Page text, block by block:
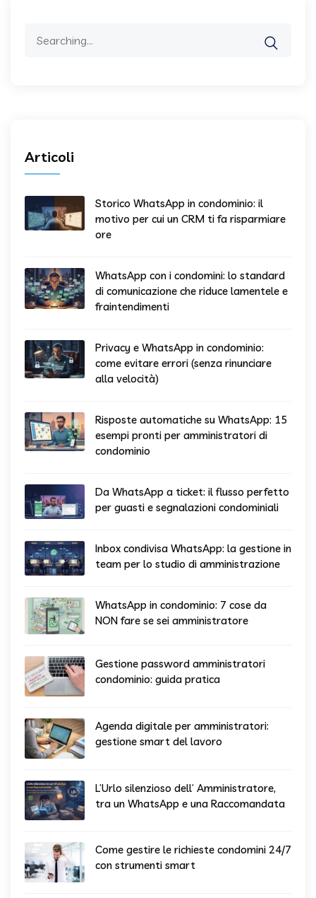
Articoli
Storico WhatsApp in condominio: il
motivo per cui un CRM ti fa risparmiare
ore
WhatsApp con i condomini: lo standard
di comunicazione che riduce lamentele e
fraintendimenti
Privacy e WhatsApp in condominio:
come evitare errori (senza rinunciare
alla velocità)
Risposte automatiche su WhatsApp: 15
esempi pronti per amministratori di
condominio
Da WhatsApp a ticket: il flusso perfetto
per guasti e segnalazioni condominiali
Inbox condivisa WhatsApp: la gestione in
team per lo studio di amministrazione
WhatsApp in condominio: 7 cose da
NON fare se sei amministratore
Gestione password amministratori
condominio: guida pratica
Agenda digitale per amministratori:
gestione smart del lavoro
L’Urlo silenzioso dell’ Amministratore,
tra un WhatsApp e una Raccomandata
Come gestire le richieste condomini 24/7
con strumenti smart